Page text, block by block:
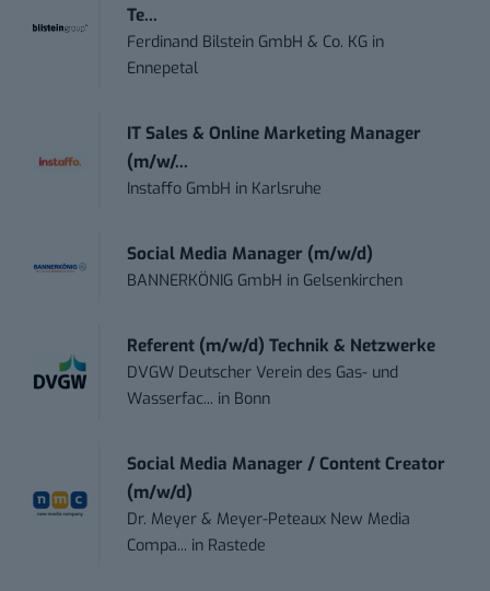
Te...
Ferdinand Bilstein GmbH & Co. KG in
Ennepetal
IT Sales & Online Marketing Manager
(m/w/...
Instaffo GmbH in Karlsruhe
Social Media Manager (m/w/d)
BANNERKÖNIG GmbH in Gelsenkirchen
Referent (m/w/d) Technik & Netzwerke
DVGW Deutscher Verein des Gas- und
Wasserfac... in Bonn
Social Media Manager / Content Creator
(m/w/d)
Dr. Meyer & Meyer-Peteaux New Media
Compa... in Rastede